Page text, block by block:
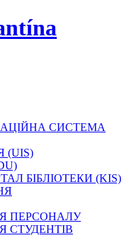
СИСТЕМА
БІБЛІОТЕКИ (KIS)
ПЕРСОНАЛУ